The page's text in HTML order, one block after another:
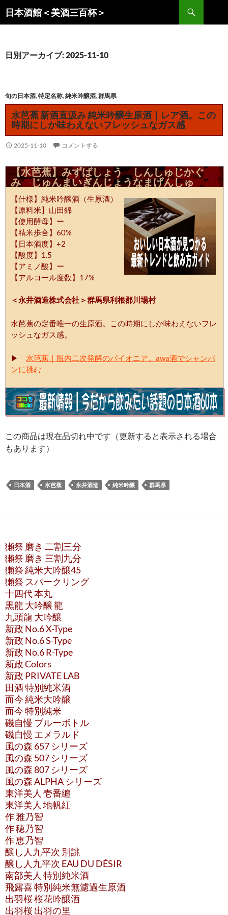
ン
ツ
キ
ッ
日本酒館＜美酒三百杯＞
索
日別アーカイブ: 2025-11-10
旬の日本酒,特定名称,純米吟醸酒,群馬県
水芭蕉 新酒直汲み 純米吟醸生原酒｜レア酒。この
時期にしか味わえないフレッシュなガス感
2025-11-10 コメントする
【水芭蕉】みずばしょう しんしゅじかぐ
み じゅんまいぎんじょうなまげんしゅ
【仕様】純米吟醸酒（生原酒）
【原料米】山田錦
【使用酵母】ー
【精米歩合】60%
【日本酒度】+2
【酸度】1.5
【アミノ酸】ー
【アルコール度数】17%
＜永井酒造株式会社＞群馬県利根郡川場村
水芭蕉の定番唯一の生原酒。この時期にしか味わえないフレ
ッシュなガス感。
▶ 水芭蕉｜瓶内二次発酵のパイオニア。awa酒でシャンパ
ンに挑む
この商品は現在品切れ中です（更新すると表示される場合
もあります）
日本酒 水芭蕉 永井酒造 純米吟醸 群馬県
獺祭 磨き 二割三分
獺祭 磨き 三割九分
獺祭 純米大吟醸45
獺祭 スパークリング
十四代 本丸
黒龍 大吟醸 龍
九頭龍 大吟醸
新政 No.6 X-Type
新政 No.6 S-Type
新政 No.6 R-Type
新政 Colors
新政 PRIVATE LAB
田酒 特別純米酒
而今 純米大吟醸
而今 特別純米
磯自慢 ブルーボトル
磯自慢 エメラルド
風の森 657 シリーズ
風の森 507 シリーズ
風の森 807 シリーズ
風の森 ALPHA シリーズ
東洋美人 壱番纏
東洋美人 地帆紅
作 雅乃智
作 穂乃智
作 恵乃智
醸し人九平次 別誂
醸し人九平次 EAU DU DÉSIR
南部美人 特別純米酒
飛露喜 特別純米無濾過生原酒
出羽桜 桜花吟醸酒
出羽桜 出羽の里